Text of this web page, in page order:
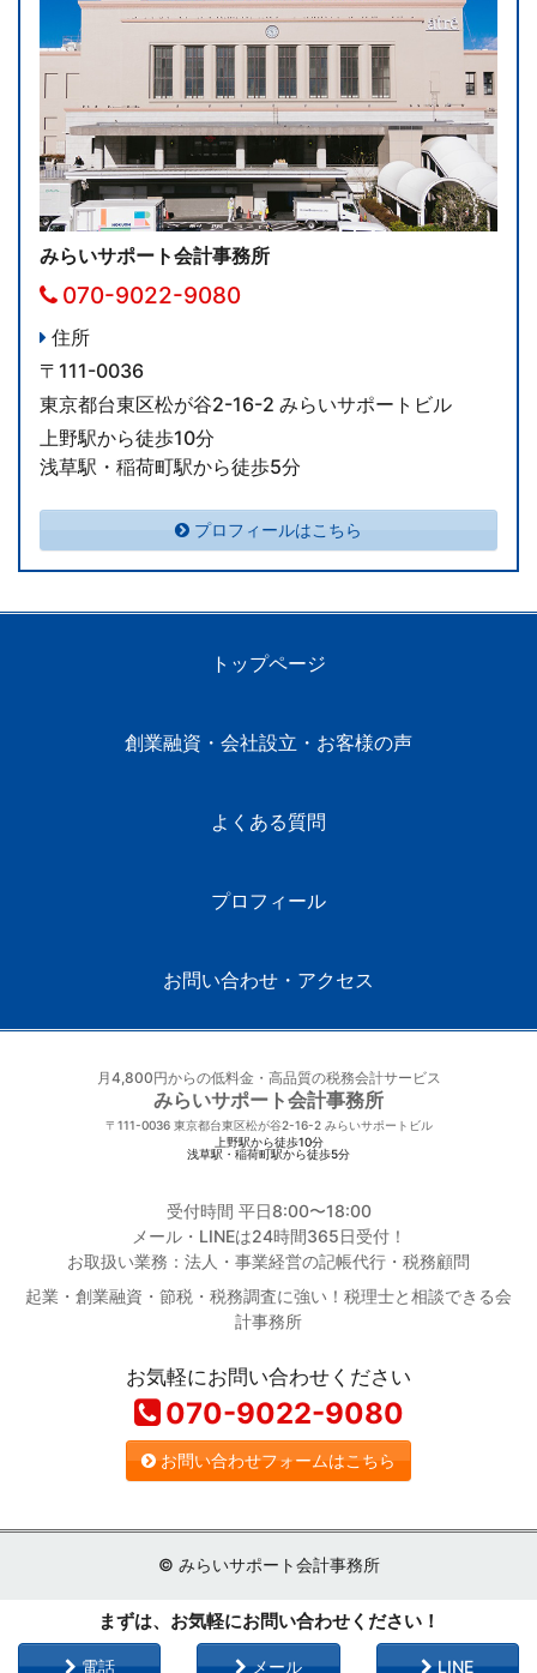
みらいサポート会計事務所
070-9022-9080
住所
〒111-0036
東京都台東区松が谷2-16-2 みらいサポートビル
上野駅から徒歩10分
浅草駅・稲荷町駅から徒歩5分
プロフィールはこちら
トップページ
創業融資・会社設立・お客様の声
よくある質問
プロフィール
お問い合わせ・アクセス
月4,800円からの低料金・高品質の税務会計サービス
みらいサポート会計事務所
〒111-0036 東京都台東区松が谷2-16-2 みらいサポートビル
上野駅から徒歩10分
浅草駅・稲荷町駅から徒歩5分
受付時間 平日8:00〜18:00
メール・LINEは24時間365日受付！
お取扱い業務：法人・事業経営の記帳代行・税務顧問
起業・創業融資・節税・税務調査に強い！税理士と相談できる会
計事務所
お気軽にお問い合わせください
070-9022-9080
お問い合わせフォームはこちら
© みらいサポート会計事務所
まずは、お気軽にお問い合わせください！
電話 メール LINE